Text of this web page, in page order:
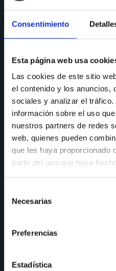
Consentimiento
Esta página web usa
Las cookies de este sitio
el contenido y los anuncios,
sociales y analizar el
información sobre el uso
nuestros partners de redes
web, quienes pueden
que les haya proporcionado
partir del uso que haya
Necesarias
Preferencias
Estadística
Teléfono de consulta:
91 606 42 43
Móvil: 636 59 60 42
E-mail:info@nectali.com
SHOWROOM
Timanfaya, 15, 17 y 19
28970 Humanes de Madrid
Sábados de:
SÍGUENOS
Instagram